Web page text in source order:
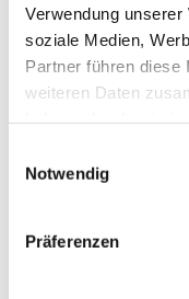
Verwendung
soziale Medien,
Partner führen diese
weiteren Daten
Notwendig
Präferenzen